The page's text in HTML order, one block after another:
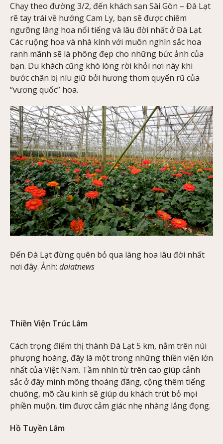
Chạy theo đường 3/2, đến khách sạn Sài Gòn – Đà Lạt
rẽ tay trái về hướng Cam Ly, bạn sẽ được chiêm
ngưỡng làng hoa nổi tiếng và lâu đời nhất ở Đà Lạt.
Các ruộng hoa và nhà kính với muôn nghìn sắc hoa
ranh mãnh sẽ là phông đẹp cho những bức ảnh của
bạn. Du khách cũng khó lòng rời khỏi nơi này khi
bước chân bị níu giữ bởi hương thơm quyến rũ của
“vương quốc” hoa.
Đến Đà Lạt đừng quên bỏ qua làng hoa lâu đời nhất
nơi đây. Ảnh: dalatnews
Thiền Viện Trúc Lâm
Cách trọng điểm thị thành Đà Lạt 5 km, nằm trên núi
phượng hoàng, đây là một trong những thiền viện lớn
nhất của Việt Nam. Tầm nhìn từ trên cao giúp cảnh
sắc ở đây minh mông thoáng đãng, cộng thêm tiếng
chuông, mõ cầu kinh sẽ giúp du khách trút bỏ mọi
phiền muộn, tìm được cảm giác nhẹ nhàng lắng đọng.
Hồ Tuyền Lâm